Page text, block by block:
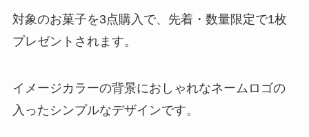
対象のお菓子を3点購入で、先着・数量限定で1枚
プレゼントされます。
イメージカラーの背景におしゃれなネームロゴの
入ったシンプルなデザインです。